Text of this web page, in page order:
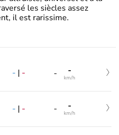
les siècles assez
il est rarissime.
- | - - -
km/h
- | - - -
km/h